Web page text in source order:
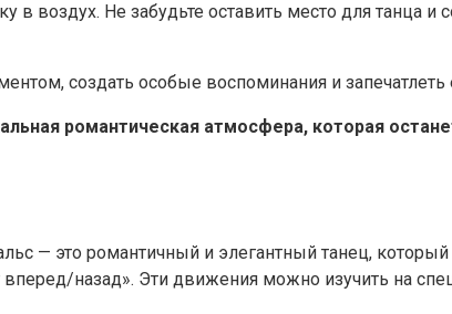
воздух. Не забудьте оставить место для танца
создать особые воспоминания и запечатлеть
романтическая атмосфера, которая
— это романтичный и элегантный танец,
назад». Эти движения можно изучить на